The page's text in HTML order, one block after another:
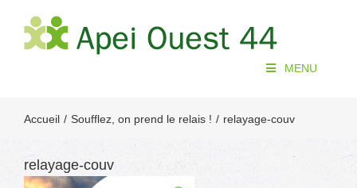
contenu
MENU
Accueil Soufflez, on prend le relais ! relayage-couv
relayage-couv